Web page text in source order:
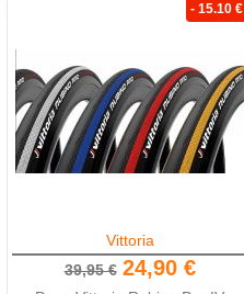
- 15.10 €
Vittoria
39,95 € 24,90 €